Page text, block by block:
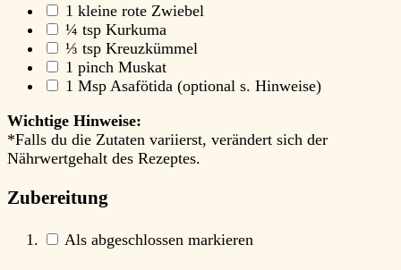
1 kleine rote Zwiebel
¼ tsp Kurkuma
⅓ tsp Kreuzkümmel
1 pinch Muskat
1 Msp Asafötida (optional s. Hinweise)
Wichtige Hinweise:
*Falls du die Zutaten variierst, verändert sich der
Nährwertgehalt des Rezeptes.
Zubereitung
Als abgeschlossen markieren